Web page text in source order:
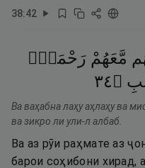
38:42
مَّعَهُمْ رَحْمَةًۭ
۝٤٣
Ва ваҳабна лаҳу аҳлаҳу ва
ва зикро ли ули-л албаб.
Ва аз рӯи раҳмате аз
барои соҳибони хирад,